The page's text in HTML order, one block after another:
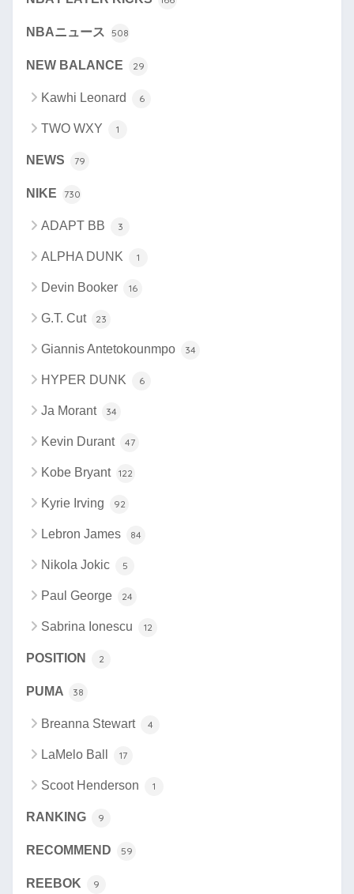
NBAニュース 508
NEW BALANCE 29
Kawhi Leonard 6
TWO WXY 1
NEWS 79
NIKE 730
ADAPT BB 3
ALPHA DUNK 1
Devin Booker 16
G.T. Cut 23
Giannis Antetokounmpo 34
HYPER DUNK 6
Ja Morant 34
Kevin Durant 47
Kobe Bryant 122
Kyrie Irving 92
Lebron James 84
Nikola Jokic 5
Paul George 24
Sabrina Ionescu 12
POSITION 2
PUMA 38
Breanna Stewart 4
LaMelo Ball 17
Scoot Henderson 1
RANKING 9
RECOMMEND 59
REEBOK 9